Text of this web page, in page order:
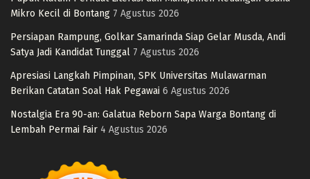
Mikro Kecil di Bontang 7 Agustus 2026
Persiapan Rampung, Golkar Samarinda Siap Gelar Musda, Andi
Satya Jadi Kandidat Tunggal 7 Agustus 2026
Apresiasi Langkah Pimpinan, SPK Universitas Mulawarman
Berikan Catatan Soal Hak Pegawai 6 Agustus 2026
Nostalgia Era 90-an: Galatua Reborn Sapa Warga Bontang di
Lembah Permai Fair 4 Agustus 2026